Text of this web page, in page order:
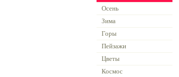
Осень
Зима
Горы
Пейзажи
Цветы
Космос